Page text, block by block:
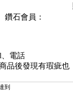
鑽石會員：
、電話
品後發現有瑕疵也
到